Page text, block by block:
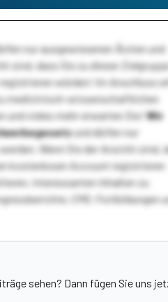
nur ausgewiesenen Ärzten und
sind, dass Sie zu dieser
würden! Im Anschluss
medizinisch-wissenschaftlichen
und vieles mehr erwarten Sie!Wir
und dürfen nur
Wenn Sie der Ansicht sind,
kostenlosen Account registrieren
interessanten Inhalten zu
CME-Fortbildungen
sehen? Dann fügen Sie uns